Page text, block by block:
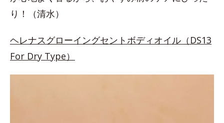
り！（清水）
ヘレナスグローイングセントボディオイル（DS13
For Dry Type）